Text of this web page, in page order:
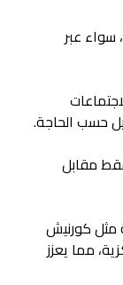
عبر
حسب الحاجة.
مقابل
مثل كورنيش
مما يعزز